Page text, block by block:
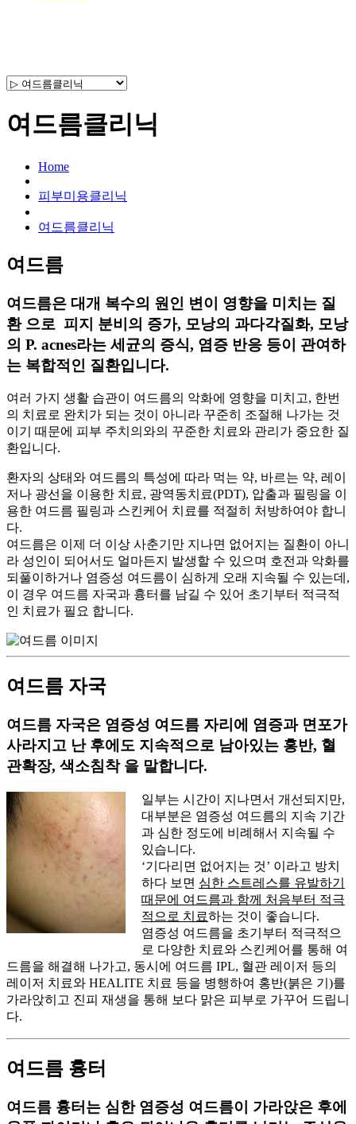
여드름클리닉
Home
피부미용클리닉
여드름클리닉
여드름
여드름은 대개 복수의 원인 변이 영향을 미치는 질
환 으로 피지 분비의 증가, 모낭의 과다각질화, 모낭
의 P. acnes라는 세균의 증식, 염증 반응 등이 관여하
는 복합적인 질환입니다.
여러 가지 생활 습관이 여드름의 악화에 영향을 미치고, 한번
의 치료로 완치가 되는 것이 아니라 꾸준히 조절해 나가는 것
이기 때문에 피부 주치의와의 꾸준한 치료와 관리가 중요한 질
환입니다.
환자의 상태와 여드름의 특성에 따라 먹는 약, 바르는 약, 레이
저나 광선을 이용한 치료, 광역동치료(PDT), 압출과 필링을 이
용한 여드름 필링과 스킨케어 치료를 적절히 처방하여야 합니
다.
여드름은 이제 더 이상 사춘기만 지나면 없어지는 질환이 아니
라 성인이 되어서도 얼마든지 발생할 수 있으며 호전과 악화를
되풀이하거나 염증성 여드름이 심하게 오래 지속될 수 있는데,
이 경우 여드름 자국과 흉터를 남길 수 있어 초기부터 적극적
인 치료가 필요 합니다.
여드름 자국
여드름 자국은 염증성 여드름 자리에 염증과 면포가
사라지고 난 후에도 지속적으로 남아있는 홍반, 혈
관확장, 색소침착 을 말합니다.
일부는 시간이 지나면서 개선되지만,
대부분은 염증성 여드름의 지속 기간
과 심한 정도에 비례해서 지속될 수
있습니다.
‘기다리면 없어지는 것’ 이라고 방치
하다 보면 심한 스트레스를 유발하기
때문에 여드름과 함께 처음부터 적극
적으로 치료하는 것이 좋습니다.
염증성 여드름을 초기부터 적극적으
로 다양한 치료와 스킨케어를 통해 여
드름을 해결해 나가고, 동시에 여드름 IPL, 혈관 레이저 등의
레이저 치료와 HEALITE 치료 등을 병행하여 홍반(붉은 기)를
가라앉히고 진피 재생을 통해 보다 맑은 피부로 가꾸어 드립니
다.
여드름 흉터
여드름 흉터는 심한 염증성 여드름이 가라앉은 후에